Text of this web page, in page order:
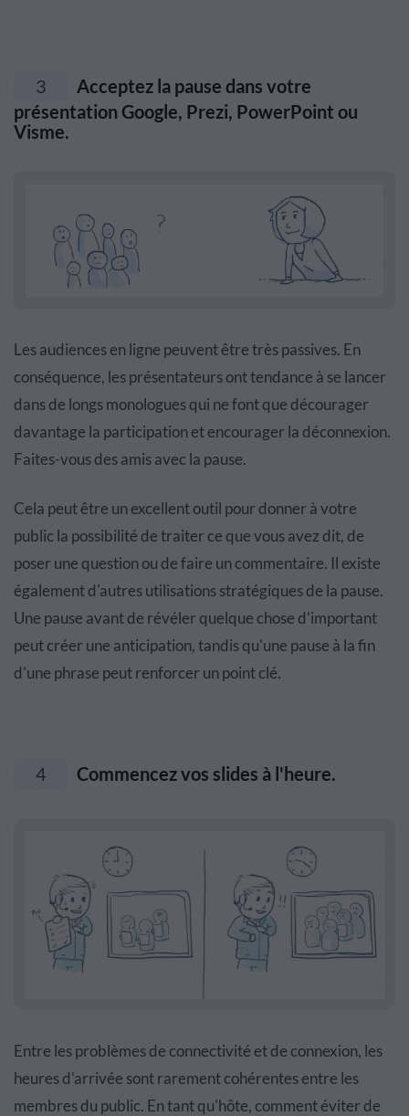
3
Acceptez la pause dans votre
présentation Google, Prezi, PowerPoint ou
Visme.
Les audiences en ligne peuvent être très passives. En
conséquence, les présentateurs ont tendance à se lancer
dans de longs monologues qui ne font que décourager
davantage la participation et encourager la déconnexion.
Faites-vous des amis avec la pause.
Cela peut être un excellent outil pour donner à votre
public la possibilité de traiter ce que vous avez dit, de
poser une question ou de faire un commentaire. Il existe
également d'autres utilisations stratégiques de la pause.
Une pause avant de révéler quelque chose d'important
peut créer une anticipation, tandis qu'une pause à la fin
d'une phrase peut renforcer un point clé.
4 Commencez vos slides à l'heure.
Entre les problèmes de connectivité et de connexion, les
heures d'arrivée sont rarement cohérentes entre les
membres du public. En tant qu'hôte, comment éviter de